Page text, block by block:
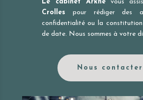
Le cabinet Arkhèvous
Crolles pour rédiger des
confidentialité ou la constitution
de date. Nous sommes à votre
Nous contacter